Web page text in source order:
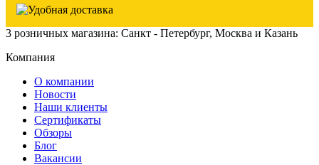
3 розничных магазина: Санкт - Петербург, Москва и Казань
Компания
О компании
Новости
Наши клиенты
Сертификаты
Обзоры
Блог
Вакансии